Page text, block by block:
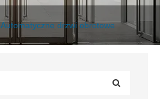
Automatyczne drzwi obrotowe